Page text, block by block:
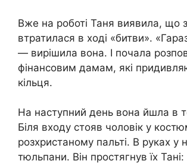
Вже на роботі Таня виявила, що
втратилася в ході «битви».
— вирішила вона. І почала
фінансовим дамам, які
кільця.
На наступний день вона йшла в
Біля входу стояв чоловік у
розхристаному пальті. В руках у
тюльпани. Він простягнув їх